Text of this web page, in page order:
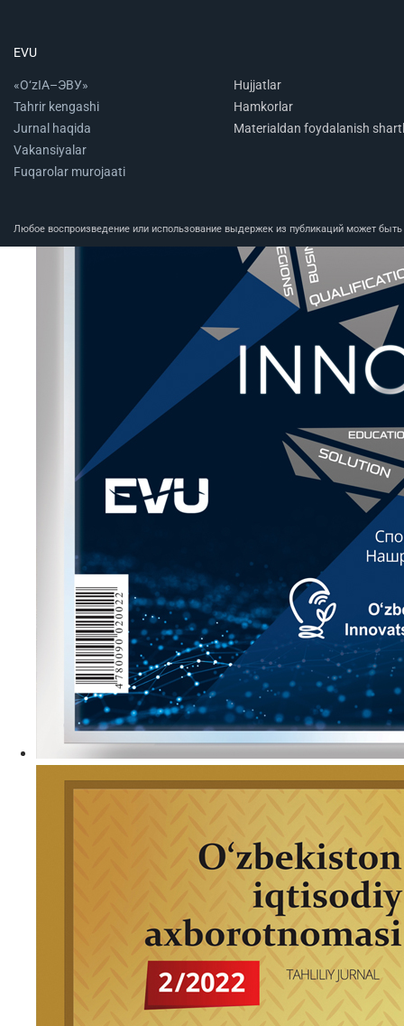
EVU
«O‘zIA–ЭВУ»
Tahrir kengashi
Jurnal haqida
Vakansiyalar
Fuqarolar murojaati
Hujjatlar
Hamkorlar
Materialdan foydalanish
Любое воспроизведение или использование выдержек из публикаций может